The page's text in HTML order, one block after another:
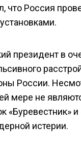
что Россия
президент в
России.
мере не
«Буревестник»
истерии.